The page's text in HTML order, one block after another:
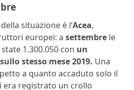
situazione è l’Acea,
europei: a settembre le
1.300.050 con un
stesso mese 2019. Una
a quanto accaduto solo il
era registrato un crollo